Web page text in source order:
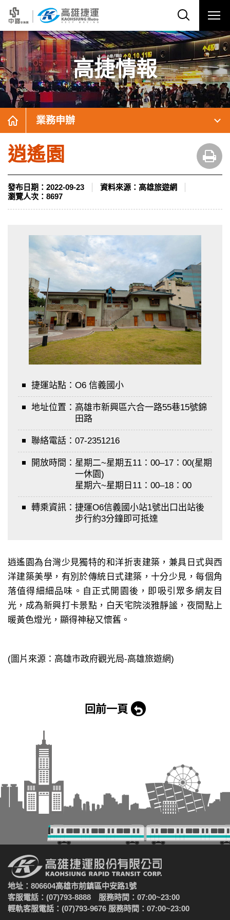
高捷情報
業務申辦
逍遙園
發布日期： 2022-09-23 資料來源： 高雄旅遊網
瀏覽人次： 8697
捷運站點： O6 信義國小
地址位置： 高雄市新興區六合一路55巷15號錦
田路
聯絡電話： 07-2351216
開放時間： 星期二~星期五11：00–17：00(星期
一休園)
星期六~星期日11：00–18：00
轉乘資訊： 捷運O6信義國小站1號出口出站後
步行約3分鐘即可抵達
逍遙園為台灣少見獨特的和洋折衷建築，兼具日式與西
洋建築美學，有別於傳統日式建築，十分少見，每個角
落值得細細品味。自正式開園後，即吸引眾多網友目
光，成為新興打卡景點，白天宅院淡雅靜謐，夜間點上
暖黃色燈光，顯得神秘又懷舊。
(圖片來源：高雄市政府觀光局-高雄旅遊網)
回前一頁
地址：806604高雄市前鎮區中安路1號
客服電話：(07)793-8888 服務時間：07:00~23:00
輕軌客服電話：(07)793-9676 服務時間：07:00~23:00